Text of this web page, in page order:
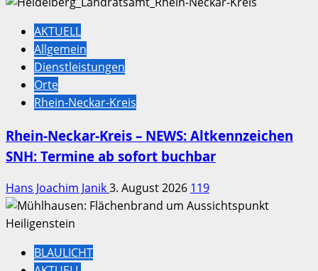
AKTUELL
Allgemein
Dienstleistungen
Orte
Rhein-Neckar-Kreis
Rhein-Neckar-Kreis – NEWS: Altkennzeichen
SNH: Termine ab sofort buchbar
Hans Joachim Janik3. August 2026 119
BLAULICHT